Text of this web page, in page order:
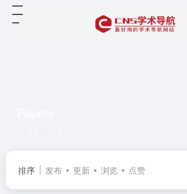
排序 发布 更新 浏览 点赞